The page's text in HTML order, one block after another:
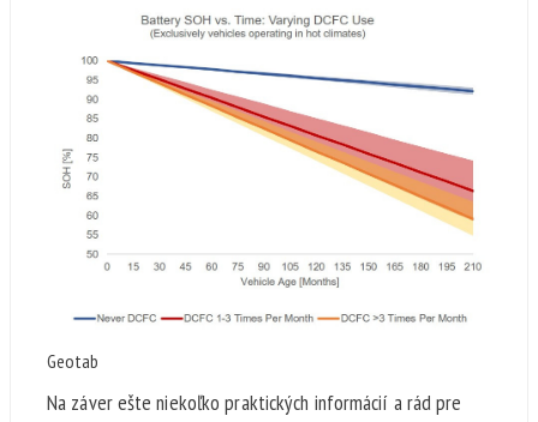
Geotab
Na záver ešte niekoľko praktických informácií a rád pre